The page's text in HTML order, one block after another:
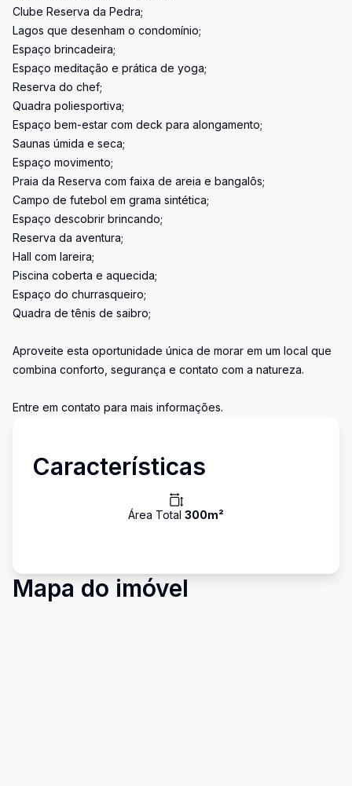
Clube Reserva da Pedra;
Lagos que desenham o condomínio;
Espaço brincadeira;
Espaço meditação e prática de yoga;
Reserva do chef;
Quadra poliesportiva;
Espaço bem-estar com deck para alongamento;
Saunas úmida e seca;
Espaço movimento;
Praia da Reserva com faixa de areia e bangalôs;
Campo de futebol em grama sintética;
Espaço descobrir brincando;
Reserva da aventura;
Hall com lareira;
Piscina coberta e aquecida;
Espaço do churrasqueiro;
Quadra de tênis de saibro;
Aproveite esta oportunidade única de morar em um local que
combina conforto, segurança e contato com a natureza.
Entre em contato para mais informações.
Características
Área Total 300m²
Mapa do imóvel